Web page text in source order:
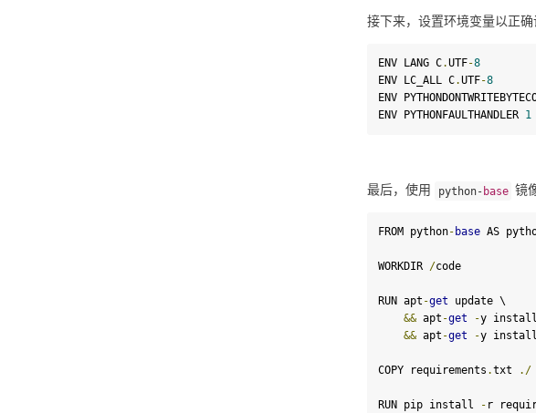
接下来，设置环境变量以正
ENV LANG C.UTF-8
ENV
LC_ALL C.UTF-8
ENV
ENV
PYTHONFAULTHANDLER 1
最后，使用 python- base 镜
FROM python- base AS
WORKDIR /code
RUN apt -get update \
&& apt -get -y install
&& apt -get -y install
COPY requirements .txt ./
RUN pip install - r